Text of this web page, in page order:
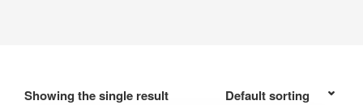
Showing the single result